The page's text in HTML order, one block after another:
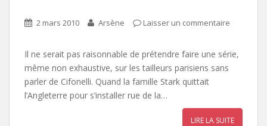
2 mars 2010 Arsène Laisser un commentaire
Il ne serait pas raisonnable de prétendre faire une série,
même non exhaustive, sur les tailleurs parisiens sans
parler de Cifonelli. Quand la famille Stark quittait
l’Angleterre pour s’installer rue de la…
LIRE LA SUITE